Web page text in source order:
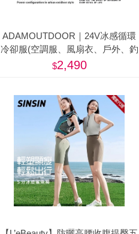
ADAMOUTDOOR｜24V冰感循環
冷卻服(空調服、風扇衣、戶外、釣
魚背心)
2,490